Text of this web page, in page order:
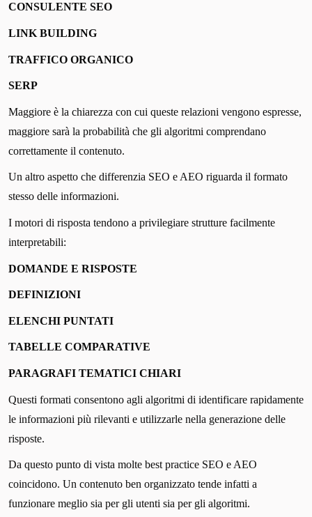
CONSULENTE SEO
LINK BUILDING
TRAFFICO ORGANICO
SERP
Maggiore è la chiarezza con cui queste relazioni vengono espresse,
maggiore sarà la probabilità che gli algoritmi comprendano
correttamente il contenuto.
Un altro aspetto che differenzia SEO e AEO riguarda il formato
stesso delle informazioni.
I motori di risposta tendono a privilegiare strutture facilmente
interpretabili:
DOMANDE E RISPOSTE
DEFINIZIONI
ELENCHI PUNTATI
TABELLE COMPARATIVE
PARAGRAFI TEMATICI CHIARI
Questi formati consentono agli algoritmi di identificare rapidamente
le informazioni più rilevanti e utilizzarle nella generazione delle
risposte.
Da questo punto di vista molte best practice SEO e AEO
coincidono. Un contenuto ben organizzato tende infatti a
funzionare meglio sia per gli utenti sia per gli algoritmi.